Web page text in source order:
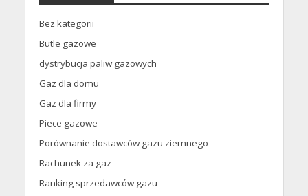
Bez kategorii
Butle gazowe
dystrybucja paliw gazowych
Gaz dla domu
Gaz dla firmy
Piece gazowe
Porównanie dostawców gazu ziemnego
Rachunek za gaz
Ranking sprzedawców gazu